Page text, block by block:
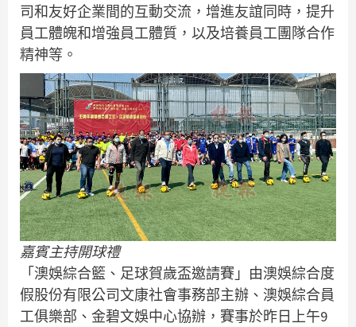
司和友好企業間的互動交流，增進友誼同時，提升
員工體魄和增強員工體質，以及培養員工團隊合作
精神等。
嘉賓主持開球禮
「澳娛綜合籃、足球賀歲盃邀請賽」由澳娛綜合度
假股份有限公司文康社會事務部主辦、澳娛綜合員
工俱樂部、金碧文娛中心協辦，賽事於昨日上午9